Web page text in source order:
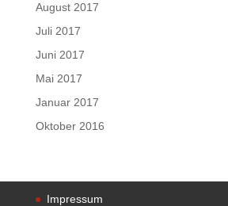
August 2017
Juli 2017
Juni 2017
Mai 2017
Januar 2017
Oktober 2016
Impressum